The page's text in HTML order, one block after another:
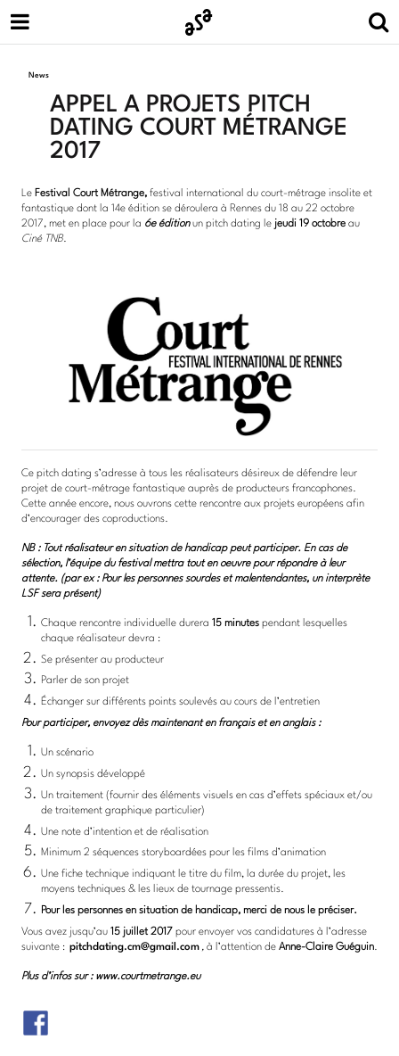
News
APPEL À PROJETS PITCH
DATING COURT MÉTRANGE
2017
Le Festival Court Métrange, festival international du court-métrage insolite et
fantastique dont la 14e édition se déroulera à Rennes du 18 au 22 octobre
2017, met en place pour la 6e éditionun pitch dating le jeudi 19 octobre au
Ciné TNB.
Ce pitch dating s’adresse à tous les réalisateurs désireux de défendre leur
projet de court-métrage fantastique auprès de producteurs francophones.
Cette année encore, nous ouvrons cette rencontre aux projets européens afin
d’encourager des coproductions.
NB : Tout réalisateur en situation de handicap peut participer. En cas de
sélection, l’équipe du festival mettra tout en oeuvre pour répondre à leur
attente. (par ex : Pour les personnes sourdes et malentendantes, un interprète
LSF sera présent)
Chaque rencontre individuelle durera 15 minutes pendant lesquelles
chaque réalisateur devra :
Se présenter au producteur
Parler de son projet
Échanger sur différents points soulevés au cours de l’entretien
Pour participer, envoyez dès maintenant en français et en anglais :
Un scénario
Un synopsis développé
Un traitement (fournir des éléments visuels en cas d’effets spéciaux et/ou
de traitement graphique particulier)
Une note d’intention et de réalisation
Minimum 2 séquences storyboardées pour les films d’animation
Une fiche technique indiquant le titre du film, la durée du projet, les
moyens techniques & les lieux de tournage pressentis.
Pour les personnes en situation de handicap, merci de nous le préciser.
Vous avez jusqu’au 15 juillet 2017 pour envoyer vos candidatures à l’adresse
suivante : pitchdating.cm@gmail.com , à l’attention de Anne-Claire Guéguin.
Plus d’infos sur : www.courtmetrange.eu